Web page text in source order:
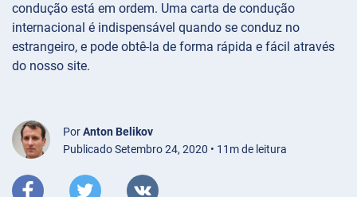
condução está em ordem. Uma carta de condução
internacional é indispensável quando se conduz no
estrangeiro, e pode obtê-la de forma rápida e fácil através
do nosso site.
PorAnton Belikov
Publicado Setembro 24, 2020 • 11m de leitura